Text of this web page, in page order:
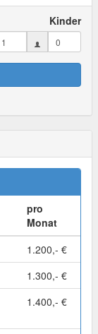
Kinder
pro
Monat
1.200,- €
1.300,- €
1.400,- €